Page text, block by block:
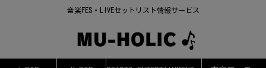
音楽FES・LIVEセットリスト情報サービス